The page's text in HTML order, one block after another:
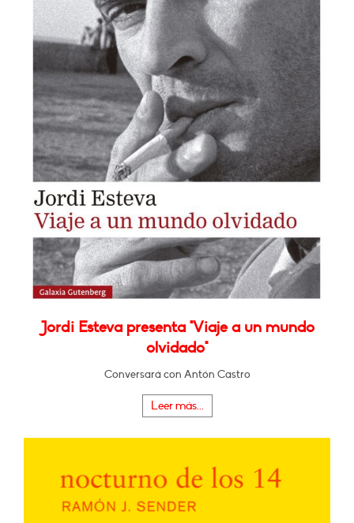
Jordi Esteva presenta "Viaje a un mundo
olvidado"
Conversará con Antón Castro
Leer más...